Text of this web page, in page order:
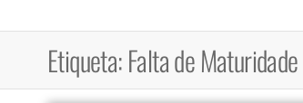
Etiqueta:Falta de Maturidade